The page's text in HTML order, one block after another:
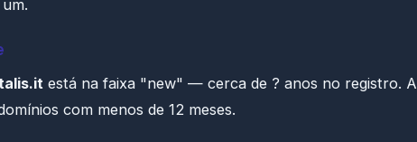
está na faixa "new" — cerca de ? anos no registro. A
com menos de 12 meses.